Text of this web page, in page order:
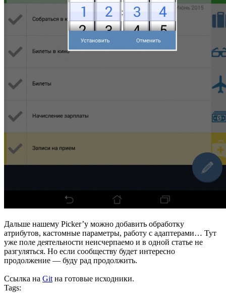
Дальше нашему Picker’у можно добавить обработку
атрибутов, кастомные параметры, работу с адаптерами… Тут
уже поле деятельности неисчерпаемо и в одной статье не
разгуляться. Но если сообществу будет интересно
продолжение — буду рад продолжить.
Ссылка на Git на готовые исходники.
Tags: